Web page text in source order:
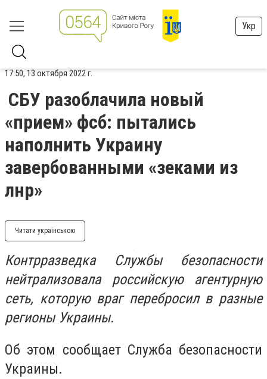
Укр
17:50, 13 октября 2022 г.
СБУ разоблачила новый
«прием» фсб: пытались
наполнить Украину
завербованными «зеками из
лнр»
Читати українською
Контрразведка Службы безопасности
нейтрализовала российскую агентурную
сеть, которую враг перебросил в разные
регионы Украины.
Об этом сообщает Служба безопасности
Украины.